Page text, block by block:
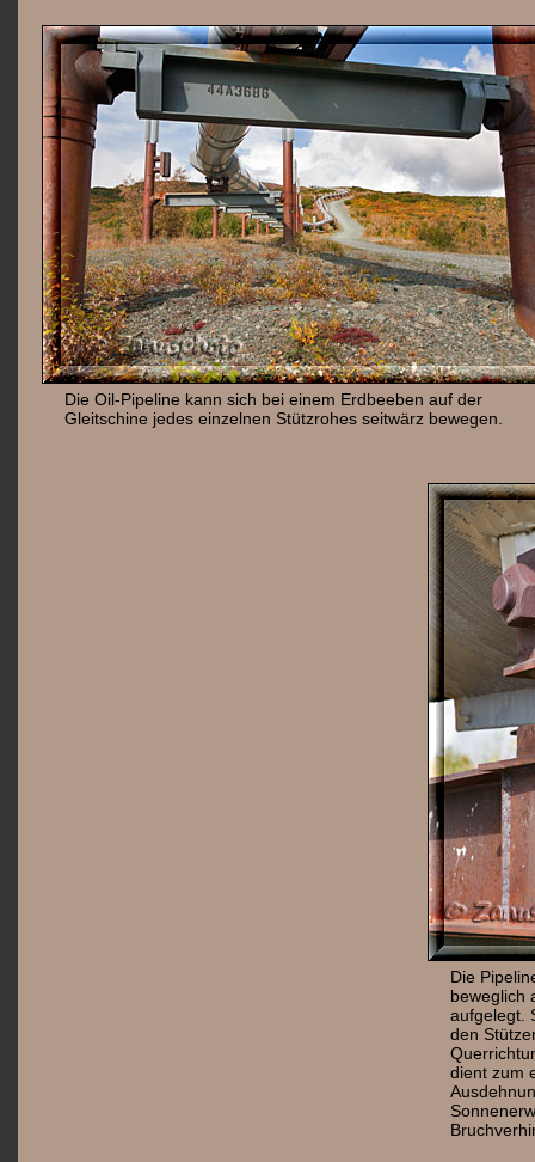
Die Oil-Pipeline kann sich bei einem Erdbeeben auf der
Gleitschine jedes einzelnen Stützrohes seitwärz bewegen.
Die
beweglich
aufgelegt.
den
dient zum